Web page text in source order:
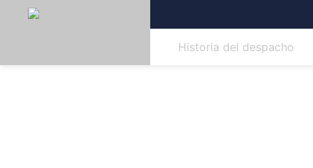
Historia del despacho